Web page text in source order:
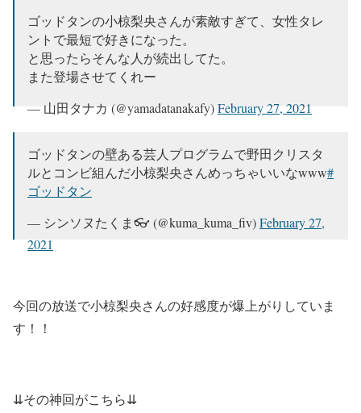
ゴッドタンの小椋梨央さんが素敵すぎて、女性タレ
ントで最短で好きになった。
と思ったらそんな人が続出してた。
また登場させてくれー
— 山田タナカ (@yamadatanakafy)February 27, 2021
ゴッドタンの壁ある芸人プログラムで野田クリスタ
ルとコンビ組んだ小椋梨央さんめっちゃいいなwww#
ゴッドタン
— シンソヌたくま👓 (@kuma_kuma_fiv)February 27,
2021
今回の放送で小椋梨央さんの好感度が爆上がりしていま
す！！
⇊その神回がこちら⇊